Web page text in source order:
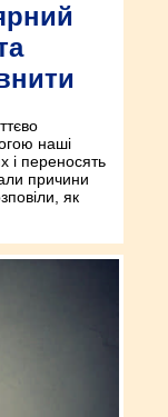
наші
і переносять
причини
як